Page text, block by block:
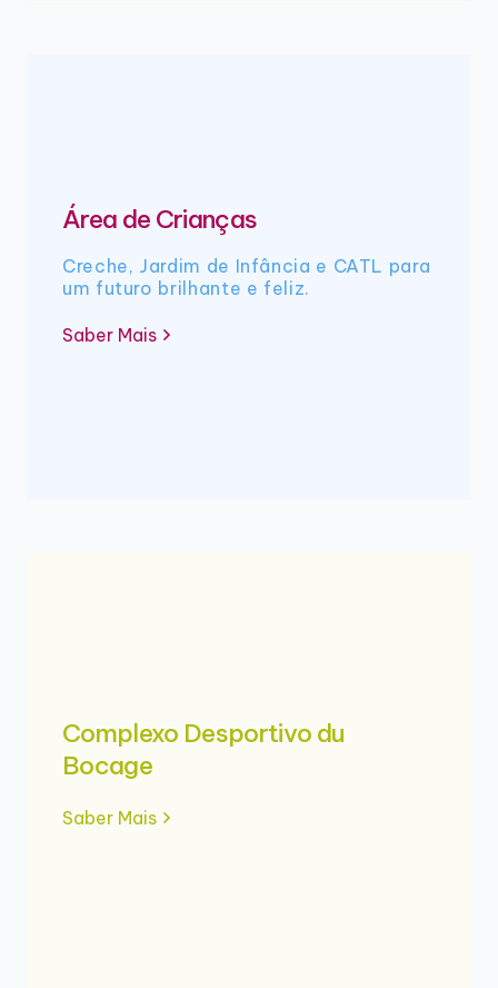
Área de Crianças
Creche, Jardim de Infância e CATL para
um futuro brilhante e feliz.
Saber Mais
Complexo Desportivo du
Bocage
Saber Mais